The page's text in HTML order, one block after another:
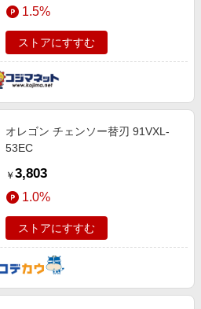
1.5%
ストアにすすむ
オレゴン チェンソー替刃 91VXL-
53EC
￥ 3,803
1.0%
ストアにすすむ